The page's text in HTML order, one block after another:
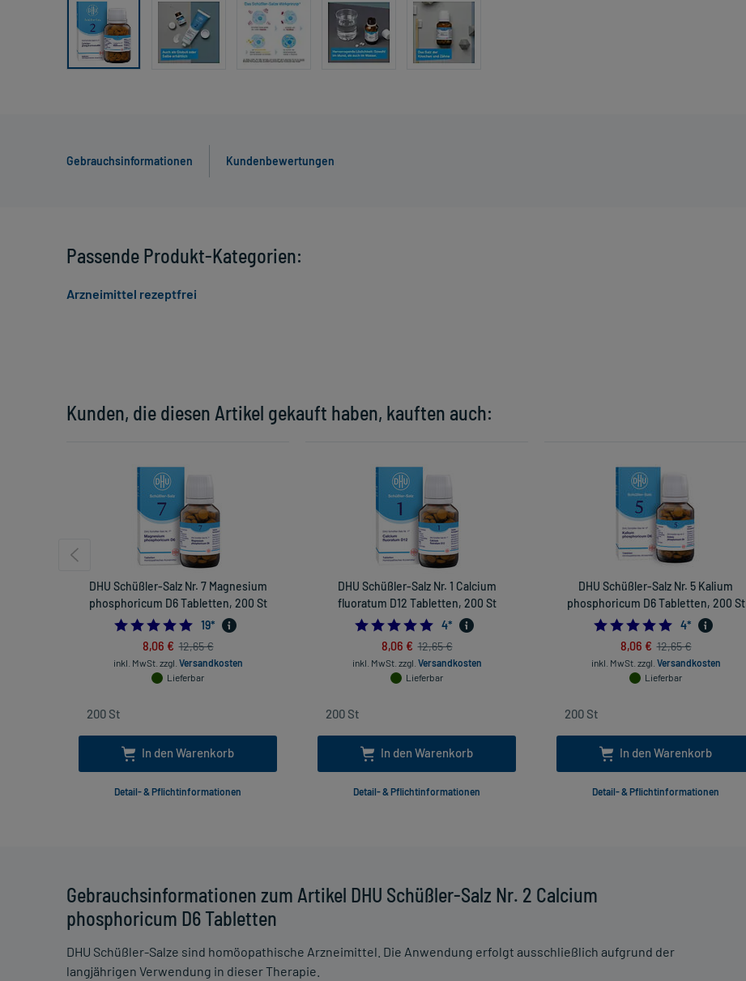
Gebrauchsinformationen Kundenbewertungen
Gebrauchsinformationen zum Artikel DHU Schüßler-Salz Nr. 2 Calcium
phosphoricum D6 Tabletten
DHU Schüßler-Salze sind homöopathische Arzneimittel. Die Anwendung erfolgt ausschließlich aufgrund der
langjährigen Verwendung in dieser Therapie.
Kunden, die diesen Artikel gekauft haben, kauften auch:
DHU Schüßler-Salz Nr. 7 Magnesium
phosphoricum D6 Tabletten, 200 St
4.894736842105263
19*
8,06 € 12,65 €
inkl. MwSt. zzgl. Versandkosten
Lieferbar
In den Warenkorb
Detail- & Pflichtinformationen
DHU Schüßler-Salz Nr. 1 Calcium
fluoratum D12 Tabletten, 200 St
5.0
4*
8,06 € 12,65 €
inkl. MwSt. zzgl. Versandkosten
Lieferbar
In den Warenkorb
Detail- & Pflichtinformationen
DHU Schüßler-Salz Nr. 5 Kalium
phosphoricum D6 Tabletten, 200 St
5.0
4*
8,06 € 12,65 €
inkl. MwSt. zzgl. Versandkosten
Lieferbar
In den Warenkorb
Detail- & Pflichtinformationen
Passende Produkt-Kategorien:
Arzneimittel rezeptfrei